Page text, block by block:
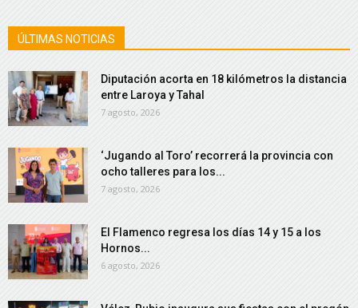
ÚLTIMAS NOTICIAS
Diputación acorta en 18 kilómetros la distancia
entre Laroya y Tahal
7 agosto, 2026
‘Jugando al Toro’ recorrerá la provincia con
ocho talleres para los...
7 agosto, 2026
El Flamenco regresa los días 14 y 15 a los
Hornos...
6 agosto, 2026